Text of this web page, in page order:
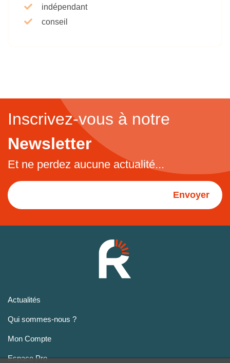
indépendant
conseil
Inscrivez-vous à notre
Newsletter
Et ne perdez aucune actualité...
Envoyer
Actualités
Qui sommes-nous ?
Mon Compte
Espace Pro